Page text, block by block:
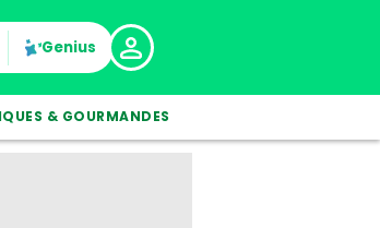
Genius
& GOURMANDES